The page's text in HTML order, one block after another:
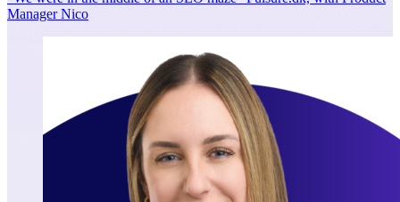
Manager Nico